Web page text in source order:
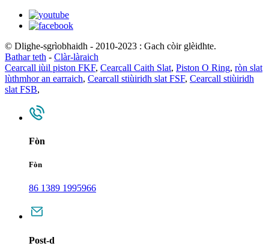
© Dlighe-sgrìobhaidh - 2010-2023 : Gach còir glèidhte.
Bathar teth - Clàr-làraich
Cearcall iùil piston FKF, Cearcall Caith Slat, Piston O Ring, ròn slat
lùthmhor an earraich, Cearcall stiùiridh slat FSF, Cearcall stiùiridh
slat FSB,
Fòn
Fòn
86 1389 1995966
Post-d